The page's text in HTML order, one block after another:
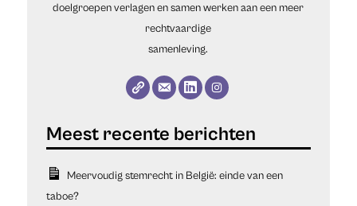
doelgroepen verlagen en samen werken aan een meer
rechtvaardige
samenleving.
Meervoudig stemrecht in België: einde van een
taboe?